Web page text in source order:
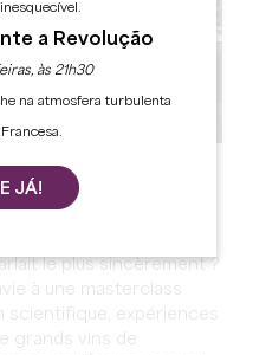
l'organe tactile le plus
vous la
le plus sincèrement ?
à une masterclass
expériences
grands vins de
a Revolução
às 21h30
na atmosfera turbulenta
JÁ!